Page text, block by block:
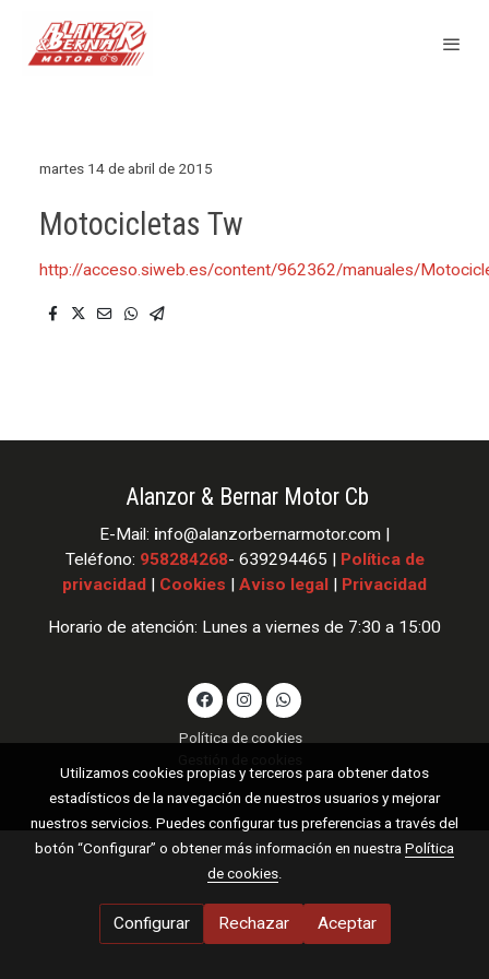
martes 14 de abril de 2015
Motocicletas Tw
http://acceso.siweb.es/content/962362/manuales/
Alanzor & Bernar Motor Cb
E-Mail: info@alanzorbernarmotor.com |
Teléfono: 958284268- 639294465 |
Política de
privacidad
Cookies Aviso legal Privacidad
Horario de atención: Lunes a viernes de 7:30 a 15:00
Política de cookies
Utilizamos cookies propias y terceros para obtener datos
estadísticos de la navegación de nuestros usuarios y mejorar
nuestros servicios. Puedes configurar tus preferencias a través del
botón “Configurar” o obtener más información en nuestra Política
de cookies.
Configurar Rechazar Aceptar